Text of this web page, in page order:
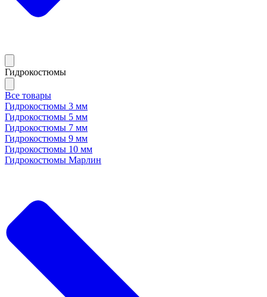
Гидрокостюмы
Все товары
Гидрокостюмы 3 мм
Гидрокостюмы 5 мм
Гидрокостюмы 7 мм
Гидрокостюмы 9 мм
Гидрокостюмы 10 мм
Гидрокостюмы Марлин